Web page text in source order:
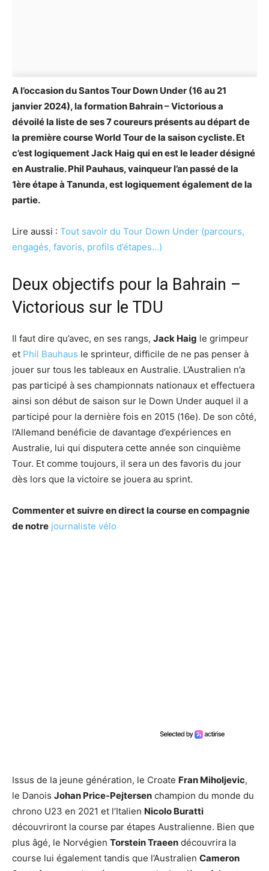
A l’occasion du Santos Tour Down Under (16 au 21
janvier 2024), la formation Bahrain – Victorious a
dévoilé la liste de ses 7 coureurs présents au départ de
la première course World Tour de la saison cycliste. Et
c’est logiquement Jack Haig qui en est le leader désigné
en Australie. Phil Pauhaus, vainqueur l’an passé de la
1ère étape à Tanunda, est logiquement également de la
partie.
Lire aussi : Tout savoir du Tour Down Under (parcours,
engagés, favoris, profils d’étapes…)
Deux objectifs pour la Bahrain –
Victorious sur le TDU
Il faut dire qu’avec, en ses rangs, Jack Haig le grimpeur
et Phil Bauhaus le sprinteur, difficile de ne pas penser à
jouer sur tous les tableaux en Australie. L’Australien n’a
pas participé à ses championnats nationaux et effectuera
ainsi son début de saison sur le Down Under auquel il a
participé pour la dernière fois en 2015 (16e). De son côté,
l’Allemand benéficie de davantage d’expériences en
Australie, lui qui disputera cette année son cinquième
Tour. Et comme toujours, il sera un des favoris du jour
dès lors que la victoire se jouera au sprint.
Commenter et suivre en direct la course en compagnie
de notre journaliste vélo
Issus de la jeune génération, le Croate Fran Miholjevic,
le Danois Johan Price-Pejtersen champion du monde du
chrono U23 en 2021 et l’Italien Nicolo Buratti
découvriront la course par étapes Australienne. Bien que
plus âgé, le Norvégien Torstein Traeen découvrira la
course lui également tandis que l’Australien Cameron